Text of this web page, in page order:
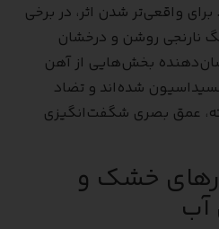
برای واقعی‌تر شدن اثر، در برخی
نارنجی روشن و درخشان
بخش‌هایی از آهن
شده‌اند و تضاد
عمق بصری شگفت‌انگیزی
خشک و
آب